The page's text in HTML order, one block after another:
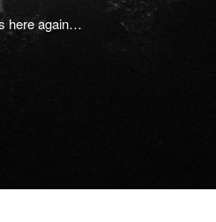
here again…